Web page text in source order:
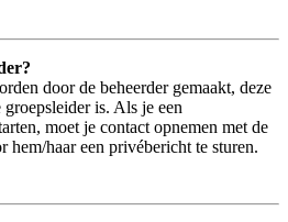
door de beheerder gemaakt, deze
is. Als je een
moet je contact opnemen met de
hem/haar een privébericht te sturen.